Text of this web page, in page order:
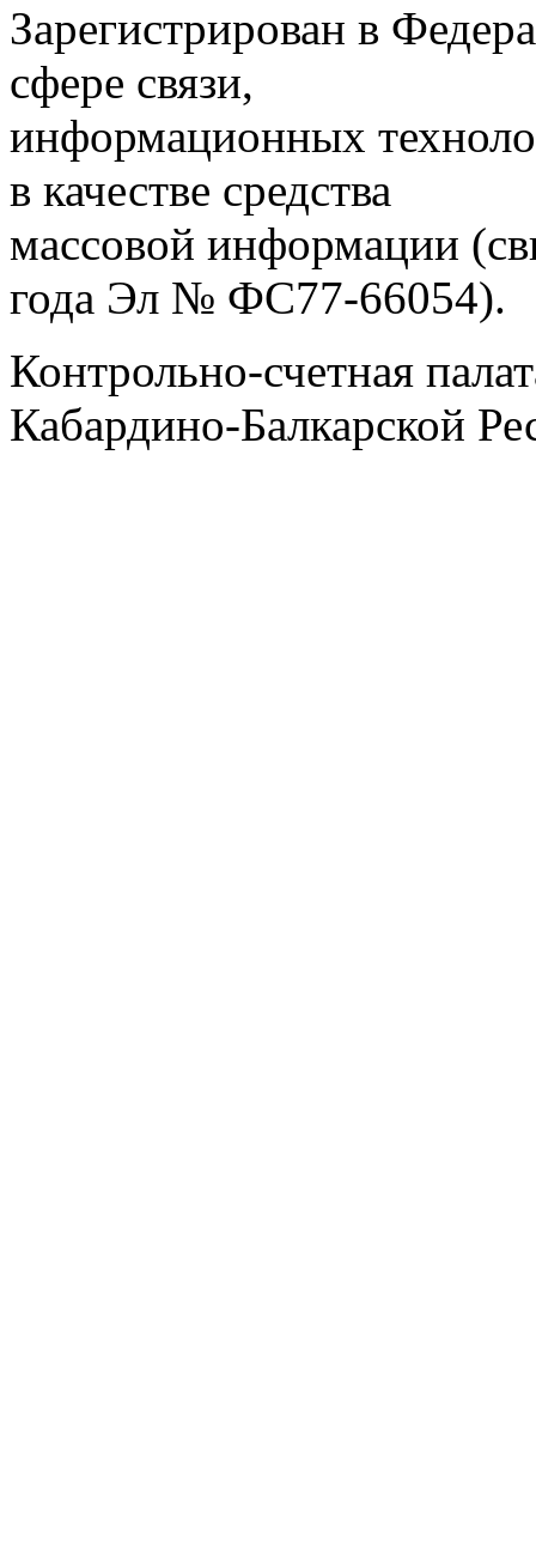
Зарегистрирован в
сфере связи,
информационных
в качестве средства
массовой информации
года Эл № ФС77-66054).
Контрольно-счетная
Кабардино-Балкарской